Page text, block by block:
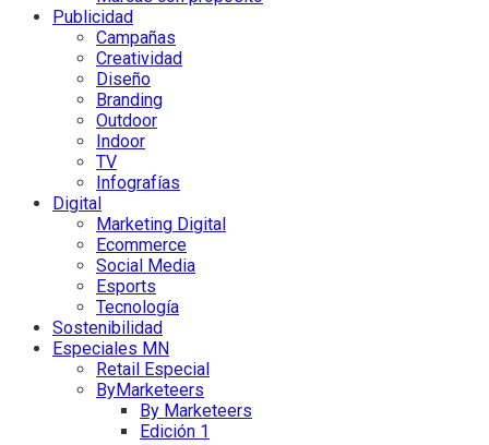
Publicidad
Campañas
Creatividad
Diseño
Branding
Outdoor
Indoor
TV
Infografías
Digital
Marketing Digital
Ecommerce
Social Media
Esports
Tecnología
Sostenibilidad
Especiales MN
Retail Especial
ByMarketeers
By Marketeers
Edición 1